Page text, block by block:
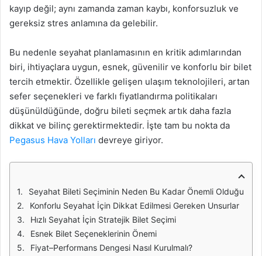
kayıp değil; aynı zamanda zaman kaybı, konforsuzluk ve
gereksiz stres anlamına da gelebilir.
Bu nedenle seyahat planlamasının en kritik adımlarından
biri, ihtiyaçlara uygun, esnek, güvenilir ve konforlu bir bilet
tercih etmektir. Özellikle gelişen ulaşım teknolojileri, artan
sefer seçenekleri ve farklı fiyatlandırma politikaları
düşünüldüğünde, doğru bileti seçmek artık daha fazla
dikkat ve bilinç gerektirmektedir. İşte tam bu nokta da
Pegasus Hava Yolları devreye giriyor.
Seyahat Bileti Seçiminin Neden Bu Kadar Önemli Olduğu
Konforlu Seyahat İçin Dikkat Edilmesi Gereken Unsurlar
Hızlı Seyahat İçin Stratejik Bilet Seçimi
Esnek Bilet Seçeneklerinin Önemi
Fiyat–Performans Dengesi Nasıl Kurulmalı?